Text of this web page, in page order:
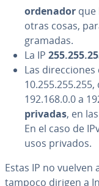
ordenador que
otras cosas,
gra­ma­das.
La IP
Las di­re­c­cio­nes
192.168.0.0 a
privadas, en
En el caso de
usos privados.
Estas IP no vuelven
tampoco dirigen a